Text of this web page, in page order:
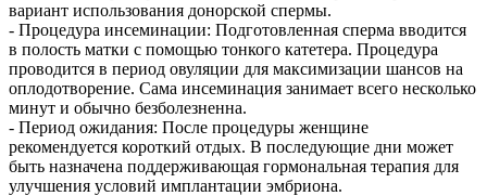
вариант использования донорской спермы.
- Процедура инсеминации: Подготовленная сперма вводится
в полость матки с помощью тонкого катетера. Процедура
проводится в период овуляции для максимизации шансов на
оплодотворение. Сама инсеминация занимает всего несколько
минут и обычно безболезненна.
- Период ожидания: После процедуры женщине
рекомендуется короткий отдых. В последующие дни может
быть назначена поддерживающая гормональная терапия для
улучшения условий имплантации эмбриона.